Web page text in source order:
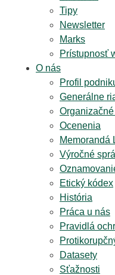
Tipy
Newsletter
Marks
Prístupnosť
O nás
Profil
Generálne
Ocenenia
Memorandá
Výročné
Etický kódex
História
Práca u nás
Pravidlá
Datasety
Sťažnosti